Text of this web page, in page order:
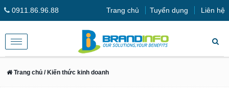
0911.86.96.88 Trang chủ Tuyển dụng Liên hệ
Toggle
navigation
Trang chủ / Kiến thức kinh doanh